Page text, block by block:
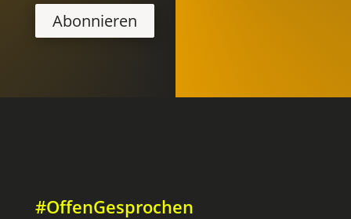
Abonnieren
#OffenGesprochen